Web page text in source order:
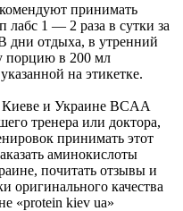
принимать
лабс 1 — 2 раза в сутки за
дни отдыха, в утренний
порцию в 200 мл
на этикетке.
Киеве и Украине BCAA
тренера или доктора,
принимать этот
аминокислоты
почитать отзывы и
оригинального качества
«protein kiev ua»